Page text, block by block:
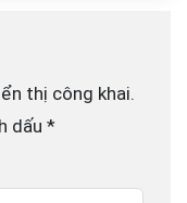
thị công khai.
dấu *